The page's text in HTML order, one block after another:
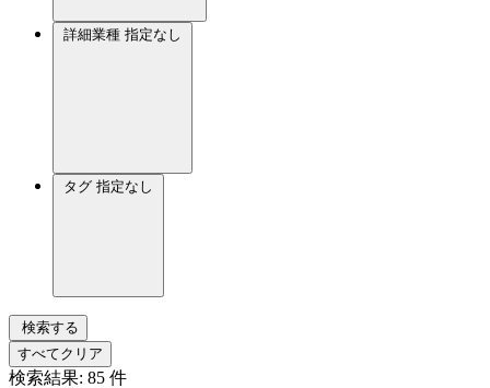
詳細業種 指定なし
タグ 指定なし
検索する
すべてクリア
検索結果: 85 件